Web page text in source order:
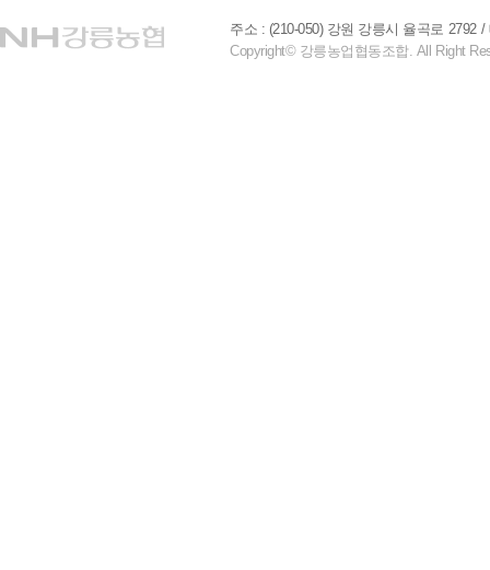
주소 : (210-050) 강원 강릉시 율곡로 2792
Copyright© 강릉농업협동조합. All Right